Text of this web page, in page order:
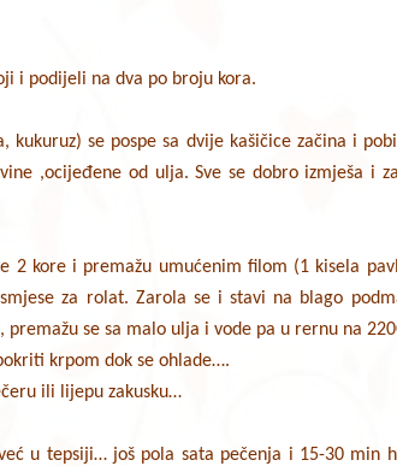
i podijeli na dva po broju kora.
kukuruz) se pospe sa dvije kašičice začina i
,ocijeđene od ulja. Sve se dobro izmješa i
2 kore i premažu umućenim filom (1 kisela
za rolat. Zarola se i stavi na blago
se sa malo ulja i vode pa u rernu na
krpom dok se ohlade….
ili lijepu zakusku…
u tepsiji… još pola sata pečenja i 15-30 min